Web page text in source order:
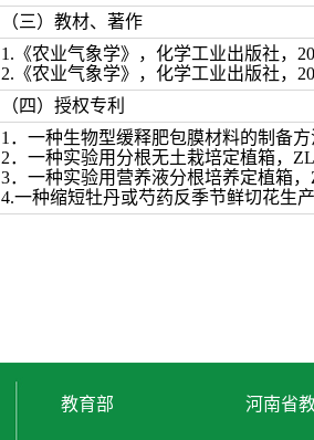
（三）教材、著作
1.《农业气象学》，化学工业出版社，
2.《农业气象学》，化学工业出版社，
（四）授权专利
1．一种生物型缓释肥包膜材料的制备
2．一种实验用分根无土栽培定植箱，
3．一种实验用营养液分根培养定植箱，
4.一种缩短牡丹或芍药反季节鲜切花生
教育部 河南省